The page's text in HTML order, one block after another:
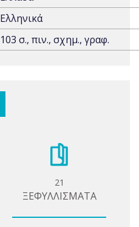
Ελληνικά
103 σ., πιν., σχημ., γραφ.
21
ΞΕΦΥΛΛΙΣΜΑΤΑ